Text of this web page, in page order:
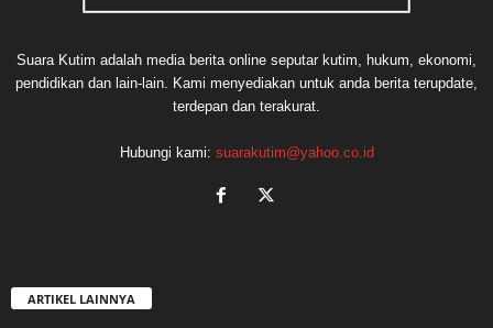
Suara Kutim adalah media berita online seputar kutim, hukum, ekonomi,
pendidikan dan lain-lain. Kami menyediakan untuk anda berita terupdate,
terdepan dan terakurat.
Hubungi kami: suarakutim@yahoo.co.id
ARTIKEL LAINNYA